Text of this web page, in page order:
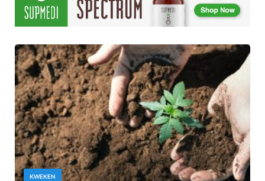
KWEKEN